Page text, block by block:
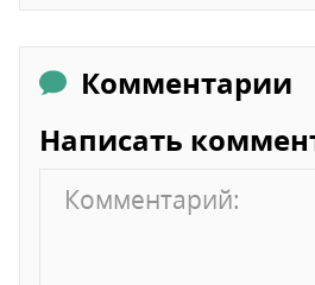
Комментарии
Написать